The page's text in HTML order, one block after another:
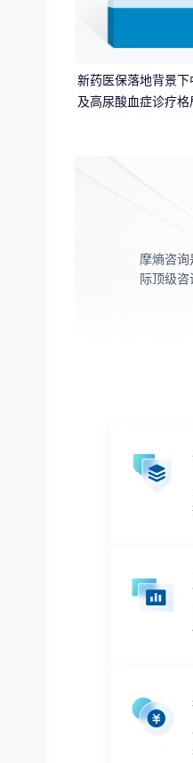
新药医保落地背景下
及高尿酸血症诊疗格
摩熵咨
际顶级